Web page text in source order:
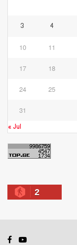
3 4
10 11
17 18
24 25
31
« Jul
2